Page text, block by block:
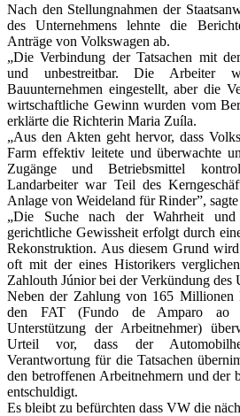
Nach den Stellungnahmen der
des Unternehmens lehnte die
Anträge von Volkswagen ab.
„Die Verbindung der Tatsachen mit
und unbestreitbar. Die Arbeiter
Bauunternehmen eingestellt, aber die
wirtschaftliche Gewinn wurden vom
erklärte die Richterin Maria Zuíla.
„Aus den Akten geht hervor, dass
Farm effektiv leitete und überwachte
Zugänge und Betriebsmittel
Landarbeiter war Teil des
Anlage von Weideland für Rinder”,
„Die Suche nach der Wahrheit und
gerichtliche Gewissheit erfolgt durch
Rekonstruktion. Aus diesem Grund
oft mit der eines Historikers
Zahlouth Júnior bei der Verkündung des
Neben der Zahlung von 165 Millionen
den FAT (Fundo de Amparo ao
Unterstützung der Arbeitnehmer)
Urteil vor, dass der
Verantwortung für die Tatsachen
den betroffenen Arbeitnehmern und der
entschuldigt.
Es bleibt zu befürchten dass VW die